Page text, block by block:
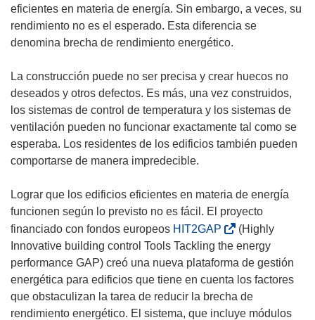
eficientes en materia de energía. Sin embargo, a veces, su
rendimiento no es el esperado. Esta diferencia se
denomina brecha de rendimiento energético.
La construcción puede no ser precisa y crear huecos no
deseados y otros defectos. Es más, una vez construidos,
los sistemas de control de temperatura y los sistemas de
ventilación pueden no funcionar exactamente tal como se
esperaba. Los residentes de los edificios también pueden
comportarse de manera impredecible.
Lograr que los edificios eficientes en materia de energía
funcionen según lo previsto no es fácil. El proyecto
financiado con fondos europeos HIT2GAP
s
e
a
b
r
(Highly
Innovative building control Tools Tackling the energy
performance GAP) creó una nueva plataforma de gestión
energética para edificios que tiene en cuenta los factores
que obstaculizan la tarea de reducir la brecha de
rendimiento energético. El sistema, que incluye módulos